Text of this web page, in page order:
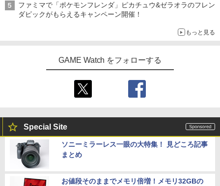
ファミマで「ポケモンフレンダ」ピカチュウ&ゼラオラのフレン
ダピックがもらえるキャンペーン開催！
もっと見る
GAME Watch をフォローする
Special Site
ソニーミラーレス一眼の大特集！ 見どころ記事
まとめ
お値段そのままでメモリ倍増！メモリ32GBの